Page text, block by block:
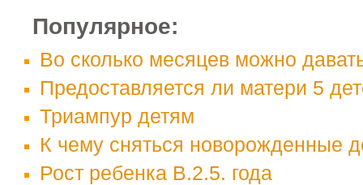
Популярное:
Во сколько месяцев можно
Предоставляется ли матери 5
Триампур детям
К чему сняться новорожденные
Рост ребенка В.2.5. года